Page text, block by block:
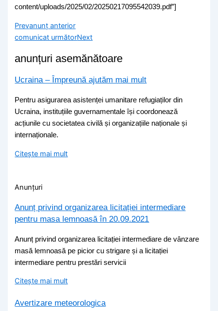
content/uploads/2025/02/20250217095542039.pdf”]
Prevanunț anterior
comunicat următorNext
anunțuri asemănătoare
Ucraina – Împreună ajutăm mai mult
Pentru asigurarea asistenței umanitare refugiaților din
Ucraina, instituțiile guvernamentale își coordonează
acțiunile cu societatea civilă și organizațiile naționale și
internaționale.
Citește mai mult
Anunțuri
Anunț privind organizarea licitației intermediare
pentru masa lemnoasă în 20.09.2021
Anunț privind organizarea licitației intermediare de vânzare
masă lemnoasă pe picior cu strigare și a licitației
intermediare pentru prestări servicii
Citește mai mult
Avertizare meteorologica